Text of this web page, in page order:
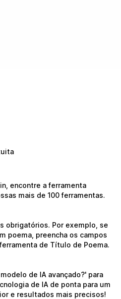
encontre a ferramenta
mais de 100 ferramentas.
obrigatórios. Por exemplo, se
poema, preencha os campos
de Título de Poema.
de IA avançado?' para
de IA de ponta para um
e resultados mais precisos!